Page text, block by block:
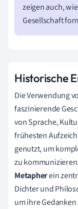
zeigen auch,
Gesellschaft
Historische
Die Verwendung
faszinierende
von Sprache,
frühesten
genutzt, um
zu
Metapherein
Dichter und
um ihre